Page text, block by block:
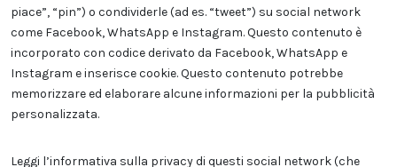
piace”, “pin”) o condividerle (ad es. “tweet”) su social network
come Facebook, WhatsApp e Instagram. Questo contenuto è
incorporato con codice derivato da Facebook, WhatsApp e
Instagram e inserisce cookie. Questo contenuto potrebbe
memorizzare ed elaborare alcune informazioni per la pubblicità
personalizzata.
Leggi l’informativa sulla privacy di questi social network (che